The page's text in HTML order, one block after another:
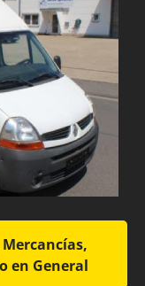
en General